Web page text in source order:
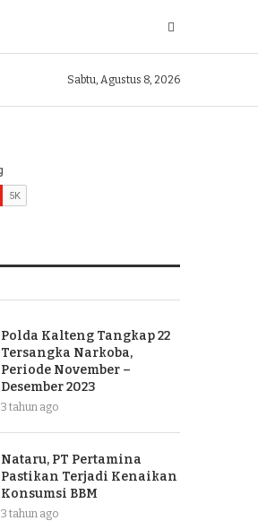
Sabtu, Agustus 8, 2026
Polda Kalteng Tangkap 22
Tersangka Narkoba,
Periode November –
Desember 2023
3 tahun ago
Nataru, PT Pertamina
Pastikan Terjadi Kenaikan
Konsumsi BBM
3 tahun ago